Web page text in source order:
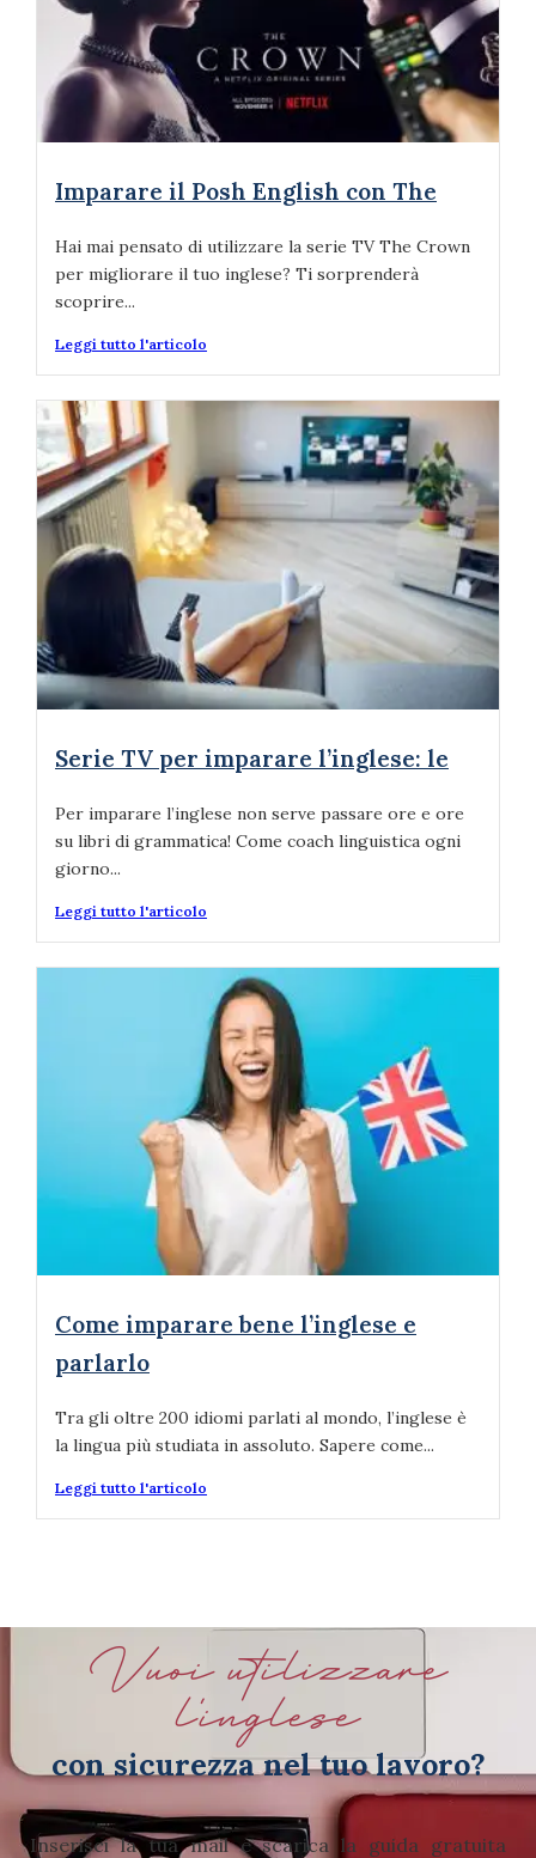
Imparare il Posh English con The
Hai mai pensato di utilizzare la serie TV The Crown
per migliorare il tuo inglese? Ti sorprenderà
scoprire...
Leggi tutto l'articolo
Serie TV per imparare l’inglese: le
Per imparare l’inglese non serve passare ore e ore
su libri di grammatica! Come coach linguistica ogni
giorno...
Leggi tutto l'articolo
Come imparare bene l’inglese e
parlarlo
Tra gli oltre 200 idiomi parlati al mondo, l’inglese è
la lingua più studiata in assoluto. Sapere come...
Leggi tutto l'articolo
Vuoi utilizzare
l'inglese
con sicurezza nel tuo lavoro?
Inserisci la tua mail e scarica la guida gratuita